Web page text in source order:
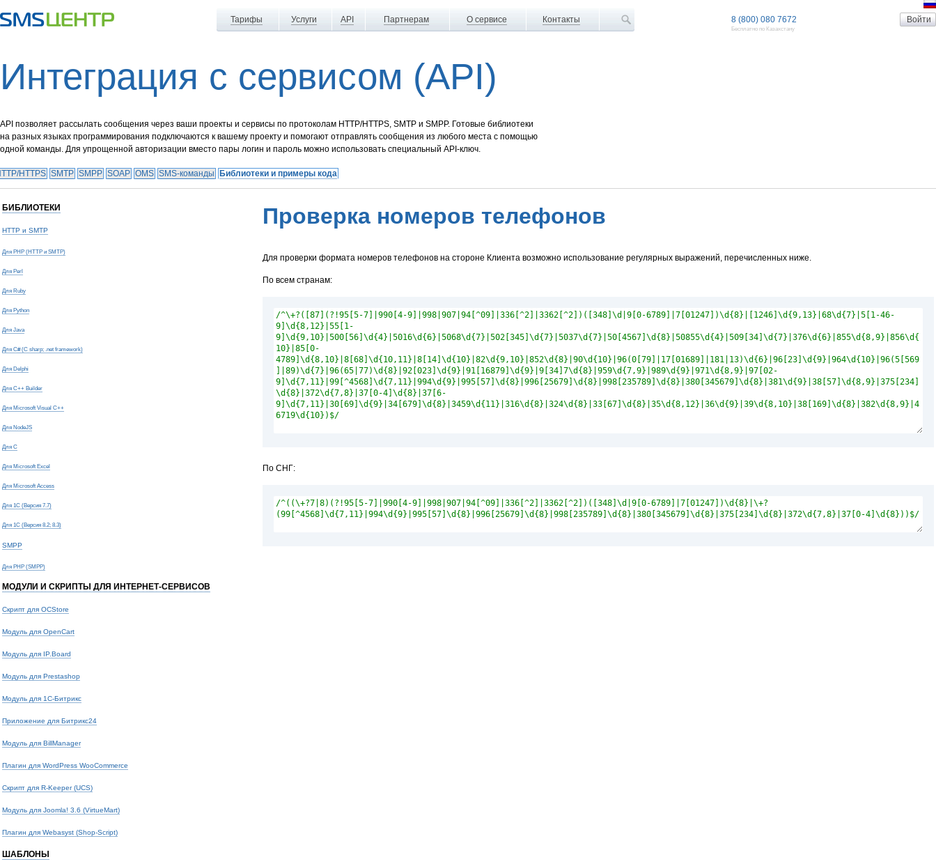
Тарифы Услуги API Партнерам О сервисе Контакты 8 (800) 080 7672
Бесплатно по Казахстану
Интеграция с сервисом (API)
API позволяет рассылать сообщения через ваши проекты и сервисы по протоколам HTTP/HTTPS, SMTP и SMPP. Готовые библиотеки
на разных языках программирования подключаются к вашему проекту и помогают отправлять сообщения из любого места с помощью
одной команды. Для упрощенной авторизации вместо пары логин и пароль можно использовать специальный API-ключ.
HTTPS SMTP SMPP SOAP OMS SMS-команды Библиотеки и примеры кода
БИБЛИОТЕКИ
HTTP и SMTP
Для PHP (HTTP и SMTP)
Для Perl
Для Ruby
Для Python
Для Java
Для C# (C sharp; .net framework)
Для Delphi
Для C++ Builder
Для Microsoft Visual C++
Для NodeJS
Для С
Для Microsoft Excel
Для Microsoft Access
Для 1С (Версия 7.7)
Для 1С (Версия 8.2; 8.3)
SMPP
Для PHP (SMPP)
МОДУЛИ И СКРИПТЫ ДЛЯ ИНТЕРНЕТ-СЕРВИСОВ
Скрипт для OCStore
Модуль для OpenCart
Модуль для IP.Board
Модуль для Prestashop
Модуль для 1С-Битрикс
Приложение для Битрикс24
Модуль для BillManager
Плагин для WordPress WooCommerce
Скрипт для R-Keeper (UCS)
Модуль для Joomla! 3.6 (VirtueMart)
Плагин для Webasyst (Shop-Script)
ШАБЛОНЫ
Проверка номеров телефонов
Для проверки формата номеров телефонов на стороне Клиента возможно использование регулярных выражений, перечисленных ниже.
По всем странам:
По СНГ: